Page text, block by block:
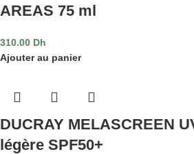
AREAS 75 ml
310.00 Dh
Ajouter au panier
DUCRAY MELASCREEN
légère SPF50+